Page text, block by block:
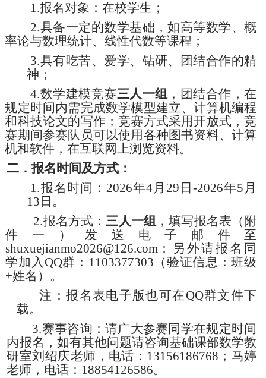
1.报名对象：在校学生；
2.具备一定的数学基础，如高等数学、概
率论与数理统计、线性代数等课程；
3.具有吃苦、爱学、钻研、团结合作的精
神；
4.数学建模竞赛三人一组，团结合作，在
规定时间内需完成数学模型建立、计算机编程
和科技论文的写作；竞赛方式采用开放式，竞
赛期间参赛队员可以使用各种图书资料、计算
机和软件，在互联网上浏览资料。
二．报名时间及方式：
1.报名时间：2026年4月29日-2026年5月
13日。
2.报名方式：三人一组，填写报名表（附
件一）发送电子邮件至
shuxuejianmo2026@126.com；另外请报名同
学加入QQ群：1103377303（验证信息：班级
+姓名）。
注：报名表电子版也可在QQ群文件下
载。
3.赛事咨询：请广大参赛同学在规定时间
内报名，如有其他问题请咨询基础课部数学教
研室刘绍庆老师，电话： 13156186768；马婷
老师，电话：18854126586。